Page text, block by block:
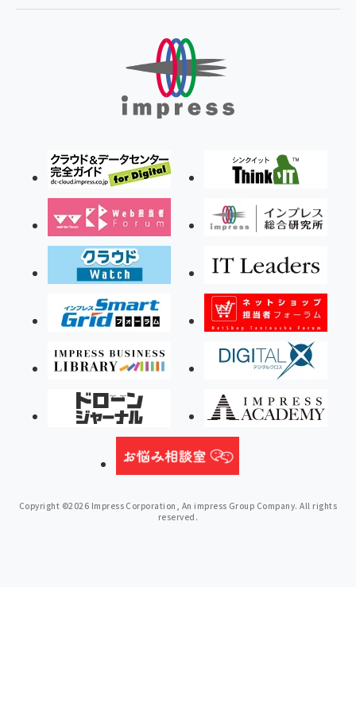
Copyright ©2026 Impress Corporation, An impress Group Company. All rights
reserved.